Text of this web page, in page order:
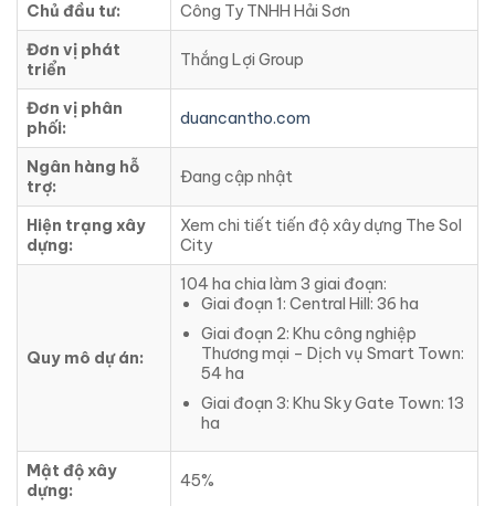
Chủ đầu tư:
Công Ty TNHH Hải Sơn
Đơn vị phát
triển
Thắng Lợi Group
Đơn vị phân
phối:
duancantho.com
Ngân hàng hỗ
trợ:
Đang cập nhật
Hiện trạng xây
dựng:
Xem chi tiết tiến độ xây dựng The Sol
City
Quy mô dự án:
104 ha chia làm 3 giai đoạn:
Giai đoạn 1: Central Hill: 36 ha
Giai đoạn 2: Khu công nghiệp
Thương mại – Dịch vụ Smart Town:
54 ha
Giai đoạn 3: Khu Sky Gate Town: 13
ha
Mật độ xây
dựng:
45%